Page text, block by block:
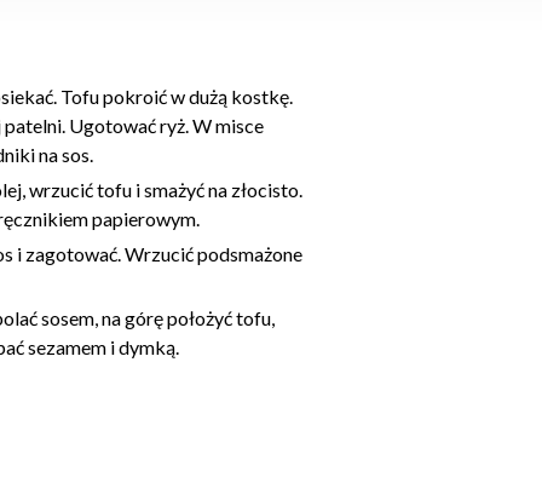
Tofu pokroić w dużą kostkę.
patelni. Ugotować ryż. W misce
na sos.
wrzucić tofu i smażyć na złocisto.
papierowym.
i zagotować. Wrzucić podsmażone
sosem, na górę położyć tofu,
sezamem i dymką.